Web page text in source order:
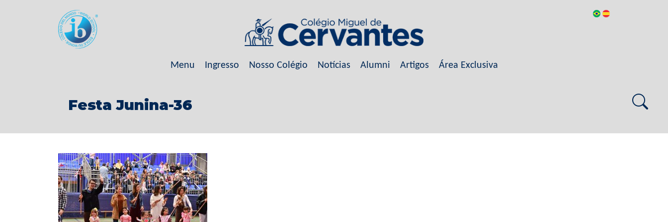
Menu Ingresso Nosso Colégio Notícias Alumni Artigos Área Exclusiva
Festa Junina-36